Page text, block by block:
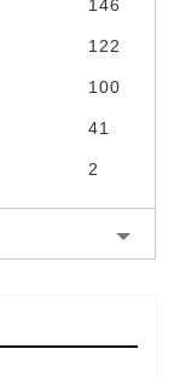
146
122
100
41
2